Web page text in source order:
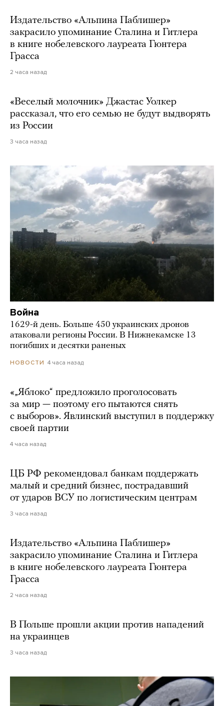
Издательство «Альпина Паблишер»
закрасило упоминание Сталина и Гитлера
в книге нобелевского лауреата Гюнтера
Грасса
2 часа назад
«Веселый молочник» Джастас Уолкер
рассказал, что его семью не будут выдворять
из России
3 часа назад
Война
1629-й день. Больше 450 украинских дронов
атаковали регионы России. В Нижнекамске 13
погибших и десятки раненых
НОВОСТИ 4 часа назад
«„Яблоко“ предложило проголосовать
за мир — поэтому его пытаются снять
с выборов». Явлинский выступил в поддержку
своей партии
4 часа назад
ЦБ РФ рекомендовал банкам поддержать
малый и средний бизнес, пострадавший
от ударов ВСУ по логистическим центрам
3 часа назад
Издательство «Альпина Паблишер»
закрасило упоминание Сталина и Гитлера
в книге нобелевского лауреата Гюнтера
Грасса
2 часа назад
В Польше прошли акции против нападений
на украинцев
3 часа назад